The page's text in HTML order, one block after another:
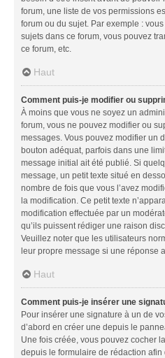
forum, une liste de vos permissions
forum ou du sujet. Par exemple :
sujets dans ce forum, vous pouvez
ce forum, etc.
Haut
Comment puis-je modifier ou
À moins que vous ne soyez un
forum, vous ne pouvez modifier ou
messages. Vous pouvez modifier un
bouton adéquat, parfois dans une
message initial ait été publié. Si
message, un petit texte situé en
nombre de fois que vous l’avez
la modification. Ce petit texte
modification effectuée par un
qu’ils puissent rédiger une raison
Veuillez noter que les utilisateurs
leur propre message si une réponse
Haut
Comment puis-je insérer une
Pour insérer une signature à un de
d’abord en créer une depuis le
Une fois créée, vous pouvez cocher
depuis le formulaire de rédaction afin